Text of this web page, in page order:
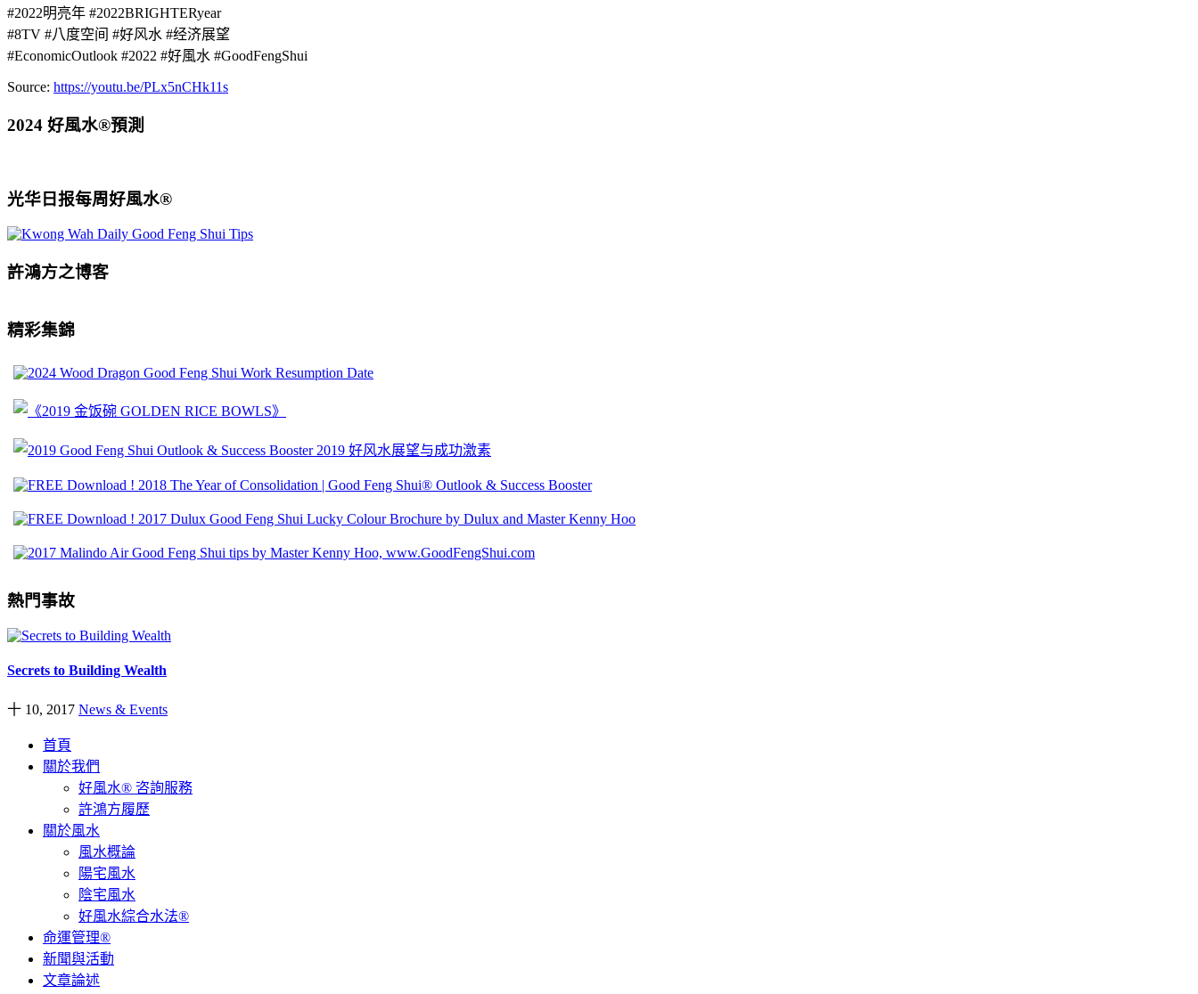
#2022明亮年 #2022BRIGHTERyear
#8TV #八度空间 #好风水 #经济展望
#EconomicOutlook #2022 #好風水 #GoodFengShui
Source: https://youtu.be/PLx5nCHk11s
2024 好風水®預測
光华日报每周好風水®
許鴻方之博客
精彩集錦
熱門事故
Secrets to Building Wealth
十 10, 2017 News & Events
首頁
關於我們
好風水® 咨詢服務
許鴻方履歷
關於風水
風水概論
陽宅風水
陰宅風水
好風水綜合水法®
命運管理®
新聞與活動
文章論述